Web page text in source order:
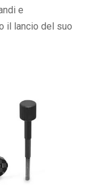
e
il lancio del suo